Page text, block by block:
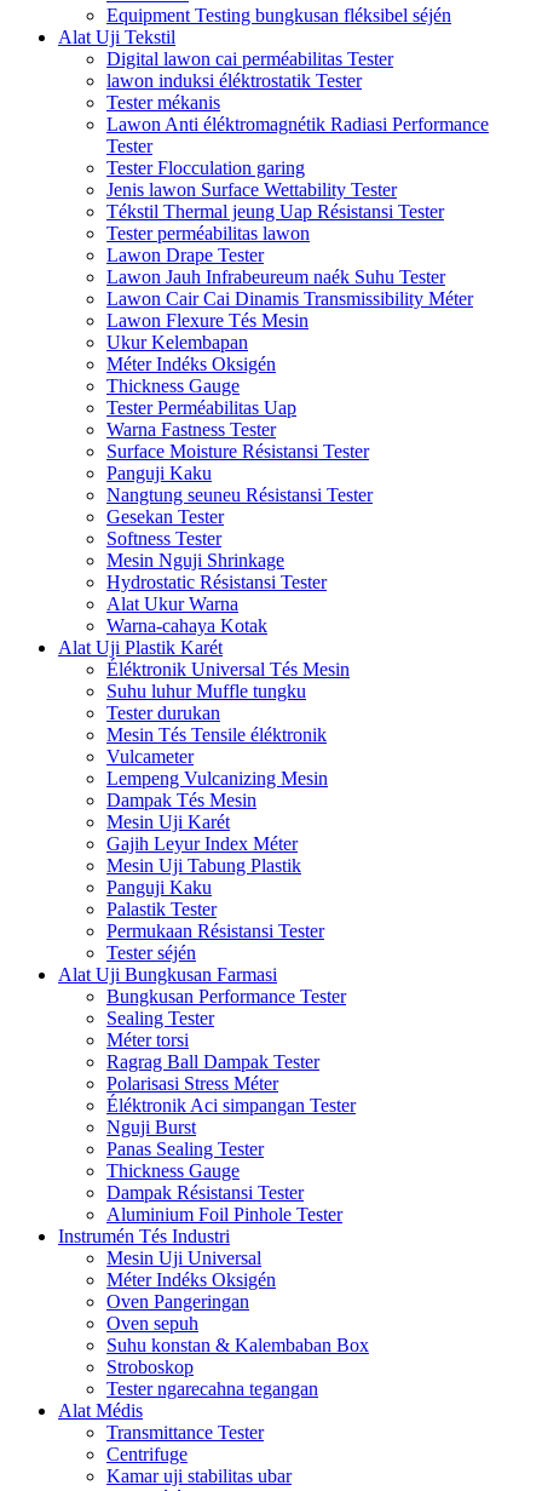
Equipment Testing bungkusan fléksibel séjén
Alat Uji Tekstil
Digital lawon cai perméabilitas Tester
lawon induksi éléktrostatik Tester
Tester mékanis
Lawon Anti éléktromagnétik Radiasi Performance
Tester
Tester Flocculation garing
Jenis lawon Surface Wettability Tester
Tékstil Thermal jeung Uap Résistansi Tester
Tester perméabilitas lawon
Lawon Drape Tester
Lawon Jauh Infrabeureum naék Suhu Tester
Lawon Cair Cai Dinamis Transmissibility Méter
Lawon Flexure Tés Mesin
Ukur Kelembapan
Méter Indéks Oksigén
Thickness Gauge
Tester Perméabilitas Uap
Warna Fastness Tester
Surface Moisture Résistansi Tester
Panguji Kaku
Nangtung seuneu Résistansi Tester
Gesekan Tester
Softness Tester
Mesin Nguji Shrinkage
Hydrostatic Résistansi Tester
Alat Ukur Warna
Warna-cahaya Kotak
Alat Uji Plastik Karét
Éléktronik Universal Tés Mesin
Suhu luhur Muffle tungku
Tester durukan
Mesin Tés Tensile éléktronik
Vulcameter
Lempeng Vulcanizing Mesin
Dampak Tés Mesin
Mesin Uji Karét
Gajih Leyur Index Méter
Mesin Uji Tabung Plastik
Panguji Kaku
Palastik Tester
Permukaan Résistansi Tester
Tester séjén
Alat Uji Bungkusan Farmasi
Bungkusan Performance Tester
Sealing Tester
Méter torsi
Ragrag Ball Dampak Tester
Polarisasi Stress Méter
Éléktronik Aci simpangan Tester
Nguji Burst
Panas Sealing Tester
Thickness Gauge
Dampak Résistansi Tester
Aluminium Foil Pinhole Tester
Instrumén Tés Industri
Mesin Uji Universal
Méter Indéks Oksigén
Oven Pangeringan
Oven sepuh
Suhu konstan & Kalembaban Box
Stroboskop
Tester ngarecahna tegangan
Alat Médis
Transmittance Tester
Centrifuge
Kamar uji stabilitas ubar